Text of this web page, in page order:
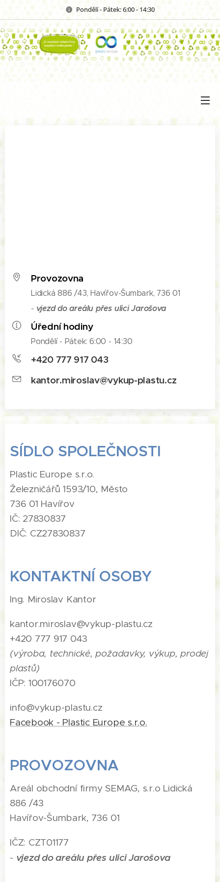
Pondělí - Pátek: 6:00 - 14:30
Provozovna
Lidická 886 /43, Havířov-Šumbark, 736 01
- vjezd do areálu přes ulici Jarošova
Úřední hodiny
Pondělí - Pátek: 6:00 - 14:30
+420 777 917 043
kantor.miroslav@vykup-plastu.cz
SÍDLO SPOLEČNOSTI
Plastic Europe s.r.o.
Železničářů 1593/10, Město
736 01 Havířov
IČ: 27830837
DIČ: CZ27830837
KONTAKTNÍ OSOBY
Ing. Miroslav Kantor
kantor.miroslav@vykup-plastu.cz
+420 777 917 043
(výroba, technické, požadavky, výkup, prodej
plastů)
IČP: 100176070
info@vykup-plastu.cz
Facebook - Plastic Europe s.r.o.
PROVOZOVNA
Areál obchodní firmy SEMAG, s.r.o Lidická
886 /43
Havířov-Šumbark, 736 01
IČZ: CZT01177
- vjezd do areálu přes ulici Jarošova